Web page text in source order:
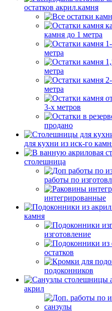
остатков акрил.камня
камня до 1 метра
метра
метра
метра
3-х метров
продано
для кухни из иск-го
столешница
работы по
интегрированные
камня
изготовление
остатков
подоконников
акрил